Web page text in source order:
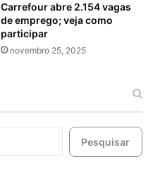
Carrefour abre 2.154 vagas
de emprego; veja como
participar
novembro 25, 2025